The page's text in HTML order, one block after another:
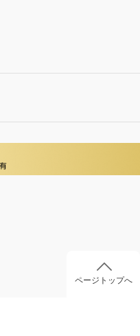
ページトップへ